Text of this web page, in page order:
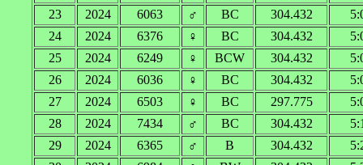
23
2024 6063 ♂ BC 304.432
24
2024 6376 ♀ BC 304.432
25
2024 6249 ♀ BCW 304.432
26
2024 6036 ♀ BC 304.432
27
2024 6503 ♀ BC 297.775
28
2024 7434 ♂ BC 304.432
29
2024 6365 ♂ B 304.432